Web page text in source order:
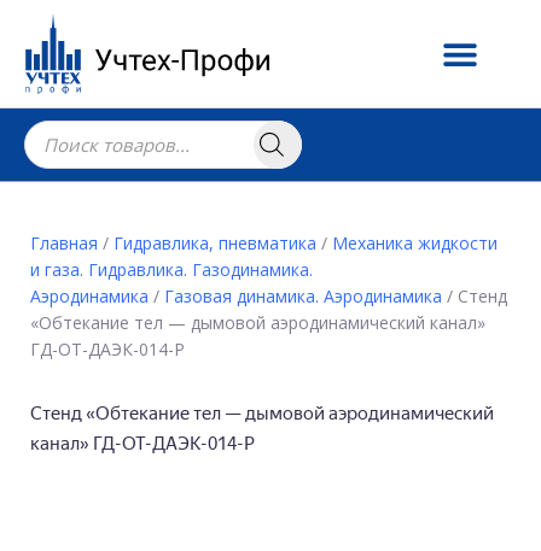
Главная / Гидравлика, пневматика / Механика жидкости
и газа. Гидравлика. Газодинамика.
Аэродинамика / Газовая динамика. Аэродинамика / Стенд
«Обтекание тел — дымовой аэродинамический канал»
ГД-ОТ-ДАЭК-014-Р
Стенд «Обтекание тел — дымовой аэродинамический
канал» ГД-ОТ-ДАЭК-014-Р